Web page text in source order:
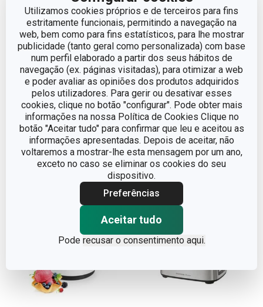
Utilizamos cookies próprios e de terceiros para fins
estritamente funcionais, permitindo a navegação na
web, bem como para fins estatísticos, para lhe mostrar
publicidade (tanto geral como personalizada) com base
num perfil elaborado a partir dos seus hábitos de
navegação (ex. páginas visitadas), para otimizar a web
e poder avaliar as opiniões dos produtos adquiridos
pelos utilizadores. Para gerir ou desativar esses
cookies, clique no botão "configurar". Pode obter mais
informações na nossa Política de Cookies Clique no
botão "Aceitar tudo" para confirmar que leu e aceitou as
informações apresentadas. Depois de aceitar, não
voltaremos a mostrar-lhe esta mensagem por um ano,
exceto no caso se eliminar os cookies do seu
dispositivo.
Preferências
Aceitar tudo
Pode recusar o consentimento aqui.
Portes grátis
Sanduicheira PRESIDENT
3 in 1
€ 65,90
Disponível na loja online
COMPRAR
Portes grátis
Afiador de facas elétrico
GrandCHEF
€ 69,90
Disponível na loja online
COMPRAR